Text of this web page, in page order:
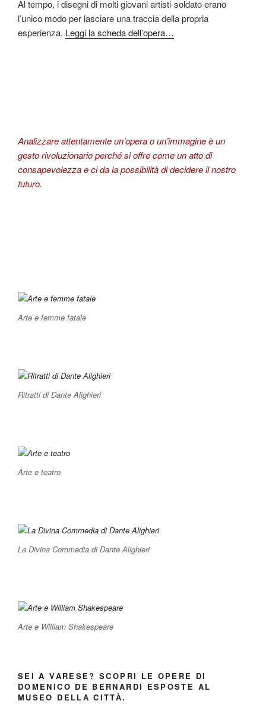
Al tempo, i disegni di molti giovani artisti-soldato erano
l’unico modo per lasciare una traccia della propria
esperienza. Leggi la scheda dell’opera…
Analizzare attentamente un’opera o un’immagine è un
gesto rivoluzionario perché si offre come un atto di
consapevolezza e ci da la possibilità di decidere il nostro
futuro.
Arte e femme fatale
Ritratti di Dante Alighieri
Arte e teatro
La Divina Commedia di Dante Alighieri
Arte e William Shakespeare
SEI A VARESE? SCOPRI LE OPERE DI
DOMENICO DE BERNARDI ESPOSTE AL
MUSEO DELLA CITTÀ.